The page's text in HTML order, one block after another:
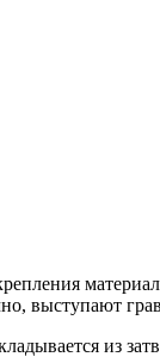
выступают
из